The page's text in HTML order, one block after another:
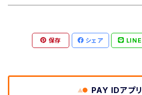
DEFEET/デフィート
DIXNA/ディズナ
アクセサリー
保存 シェア LINE
PAY IDアプリ